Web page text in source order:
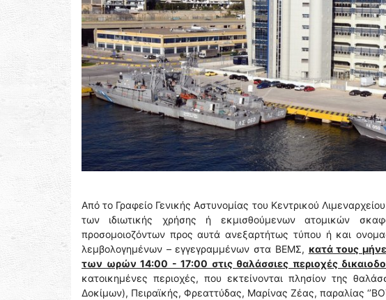
Από το Γραφείο Γενικής Αστυνομίας του Κεντρικού
των ιδιωτικής χρήσης ή εκμισθούμενων ατομικών
προσομοιοζόντων προς αυτά ανεξαρτήτως τύπου ή και
λεμβολογημένων – εγγεγραμμένων στα ΒΕΜΣ, κατά τους
των ωρών 14:00 - 17:00 στις θαλάσσιες περιοχές
κατοικημένες περιοχές, που εκτείνονται πλησίον της
Δοκίμων), Πειραϊκής, Φρεαττύδας, Μαρίνας Ζέας, παραλίας